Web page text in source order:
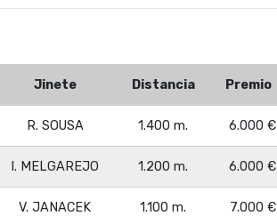
Jinete Distancia Premio
R. SOUSA 1.400 m. 6.000 €
I. MELGAREJO 1.200 m. 6.000 €
V. JANACEK 1.100 m. 7.000 €